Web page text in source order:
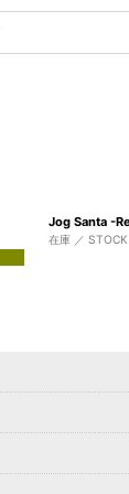
Jog Santa -
在庫 ／